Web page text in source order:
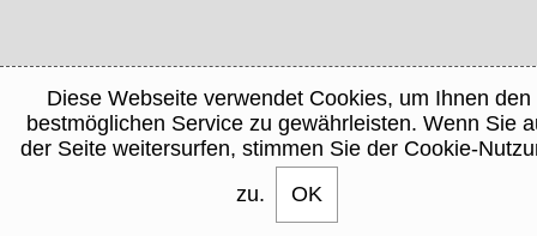
Diese Webseite verwendet Cookies, um Ihnen den
bestmöglichen Service zu gewährleisten. Wenn Sie
der Seite weitersurfen, stimmen Sie der Cookie-
zu.
OK